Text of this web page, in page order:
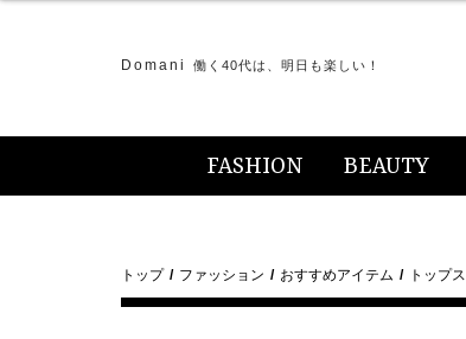
Domani 働く40代は、明日も楽しい！
FASHION BEAUTY
トップ ファッション おすすめアイテム トップス